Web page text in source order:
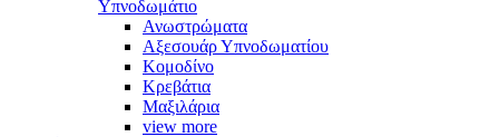
Υπνοδωμάτιο
Ανωστρώματα
Αξεσουάρ Υπνοδωματίου
Κομοδίνο
Κρεβάτια
Μαξιλάρια
view more